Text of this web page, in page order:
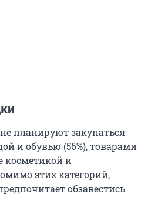
планируют закупаться
и обувью (56%), товарами
косметикой и
этих категорий,
обзавестись